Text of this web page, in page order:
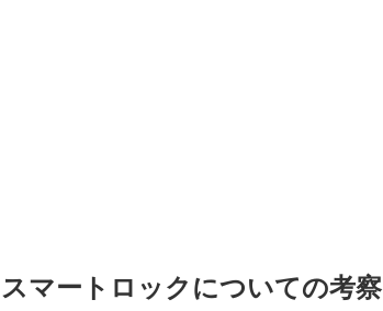
スマートロックについての考察